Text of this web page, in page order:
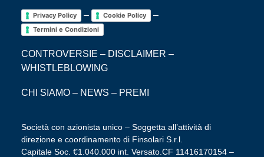
Privacy Policy – Cookie Policy –
Termini e Condizioni
CONTROVERSIE – DISCLAIMER –
WHISTLEBLOWING
CHI SIAMO – NEWS – PREMI
Società con azionista unico – Soggetta all’attività di
direzione e coordinamento di Finsolari S.r.l.
Capitale Soc. €1.040.000 int. Versato.CF 11416170154 –